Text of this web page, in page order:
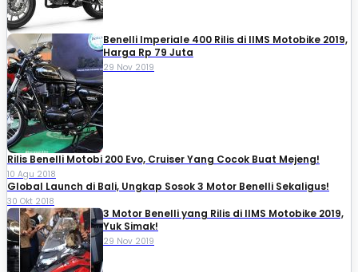
Benelli Imperiale 400 Rilis di IIMS Motobike 2019,
Harga Rp 79 Juta
29 Nov 2019
Rilis Benelli Motobi 200 Evo, Cruiser Yang Cocok Buat Mejeng!
10 Agu 2018
Global Launch di Bali, Ungkap Sosok 3 Motor Benelli Sekaligus!
30 Okt 2018
3 Motor Benelli yang Rilis di IIMS Motobike 2019,
Yuk Simak!
29 Nov 2019